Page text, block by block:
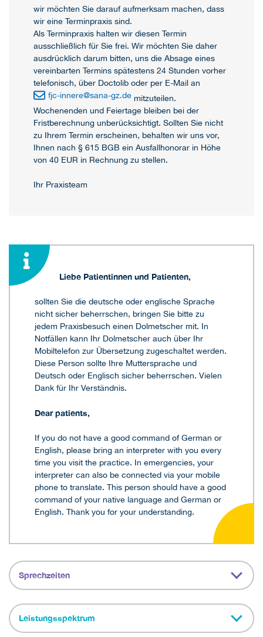
wir möchten Sie darauf aufmerksam machen, dass
wir eine Terminpraxis sind.
Als Terminpraxis halten wir diesen Termin
ausschließlich für Sie frei. Wir möchten Sie daher
ausdrücklich darum bitten, uns die Absage eines
vereinbarten Termins spätestens 24 Stunden vorher
telefonisch, über Doctolib oder per E-Mail an
fjc-innere@sana-gz.de mitzuteilen.
Wochenenden und Feiertage bleiben bei der
Fristberechnung unberücksichtigt. Sollten Sie nicht
zu Ihrem Termin erscheinen, behalten wir uns vor,
Ihnen nach § 615 BGB ein Ausfallhonorar in Höhe
von 40 EUR in Rechnung zu stellen.
Ihr Praxisteam
Liebe Patientinnen und Patienten,
sollten Sie die deutsche oder englische Sprache
nicht sicher beherrschen, bringen Sie bitte zu
jedem Praxisbesuch einen Dolmetscher mit. In
Notfällen kann Ihr Dolmetscher auch über Ihr
Mobiltelefon zur Übersetzung zugeschaltet werden.
Diese Person sollte Ihre Muttersprache und
Deutsch oder Englisch sicher beherrschen. Vielen
Dank für Ihr Verständnis.
Dear patients,
If you do not have a good command of German or
English, please bring an interpreter with you every
time you visit the practice. In emergencies, your
interpreter can also be connected via your mobile
phone to translate. This person should have a good
command of your native language and German or
English. Thank you for your understanding.
Sprechzeiten
Leistungsspektrum